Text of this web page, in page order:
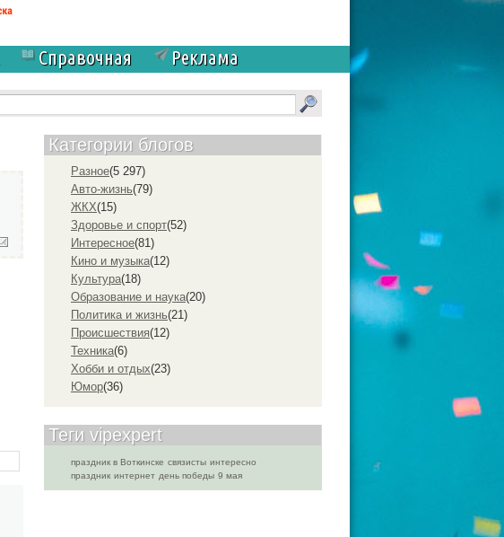
Справочная
Реклама
Категории блогов
Разное(5 297)
Авто-жизнь(79)
ЖКХ(15)
Здоровье и спорт(52)
Интересное(81)
Кино и музыка(12)
Культура(18)
Образование и наука(20)
Политика и жизнь(21)
Проиcшествия(12)
Техника(6)
Хобби и отдых(23)
Юмор(36)
Теги vipexpert
праздник в Воткинске связисты интересно
праздник интернет день победы 9 мая